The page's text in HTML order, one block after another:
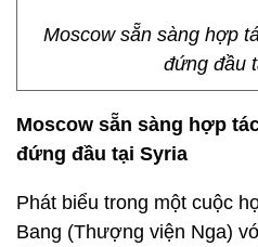
Moscow sẵn sàng hợp
đứng đầu
Moscow sẵn sàng hợp
đứng đầu tại Syria
Phát biểu trong một cuộc
Bang (Thượng viện Nga)